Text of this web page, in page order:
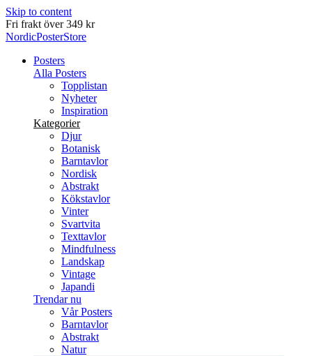
Skip to content
Leverans inom 2-5 arbetsdagar
NordicPosterStore
Posters
Alla Posters
Topplistan
Nyheter
Inspiration
Kategorier
Djur
Botanisk
Barntavlor
Nordisk
Abstrakt
Kökstavlor
Vinter
Svartvita
Texttavlor
Mindfulness
Landskap
Vintage
Japandi
Trendar nu
Vår Posters
Barntavlor
Abstrakt
Natur